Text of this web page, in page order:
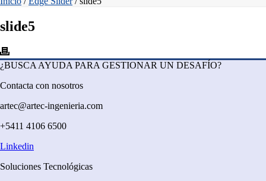
slide5
¿BUSCA AYUDA PARA GESTIONAR UN DESAFÍO?
Contacta con nosotros
artec@artec-ingenieria.com
+5411 4106 6500
Linkedin
Soluciones Tecnológicas